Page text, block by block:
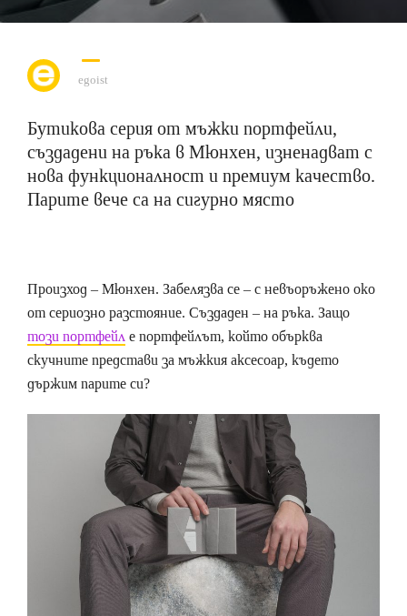
egoist
Бутикова серия от мъжки портфейли,
създадени на ръка в Мюнхен, изненадват с
нова функционалност и премиум качество.
Парите вече са на сигурно място
Произход – Мюнхен. Забелязва се – с невъоръжено око
от сериозно разстояние. Създаден – на ръка. Защо
този портфейле портфейлът, който обърква
скучните представи за мъжкия аксесоар, където
държим парите си?